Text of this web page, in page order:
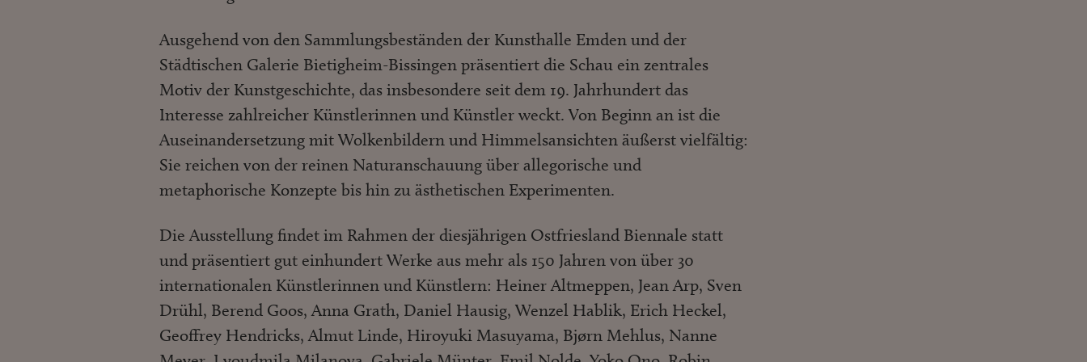
Ausgehend von den Sammlungsbeständen der Kunsthalle Emden und der
Städtischen Galerie Bietigheim-Bissingen präsentiert die Schau ein zentrales
Motiv der Kunstgeschichte, das insbesondere seit dem 19. Jahrhundert das
Interesse zahlreicher Künstlerinnen und Künstler weckt. Von Beginn an ist die
Auseinandersetzung mit Wolkenbildern und Himmelsansichten äußerst vielfältig:
Sie reichen von der reinen Naturanschauung über allegorische und
metaphorische Konzepte bis hin zu ästhetischen Experimenten.
Die Ausstellung findet im Rahmen der diesjährigen Ostfriesland Biennale statt
und präsentiert gut einhundert Werke aus mehr als 150 Jahren von über 30
internationalen Künstlerinnen und Künstlern: Heiner Altmeppen, Jean Arp, Sven
Drühl, Berend Goos, Anna Grath, Daniel Hausig, Wenzel Hablik, Erich Heckel,
Geoffrey Hendricks, Almut Linde, Hiroyuki Masuyama, Bjørn Mehlus, Nanne